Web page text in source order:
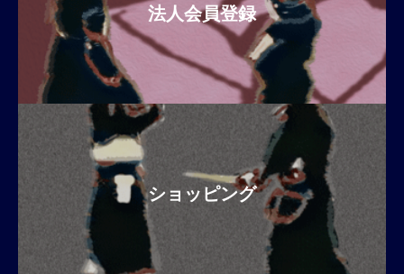
法人会員登録
ショッピング